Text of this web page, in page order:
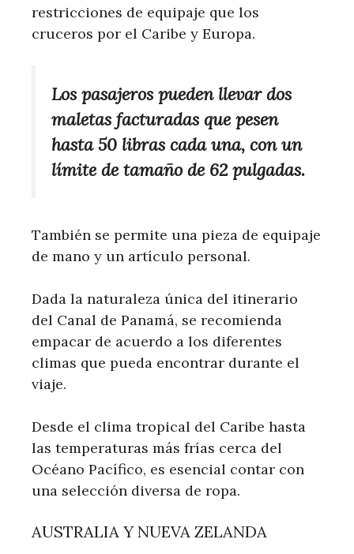
restricciones de equipaje que los
cruceros por el Caribe y Europa.
Los pasajeros pueden llevar dos
maletas facturadas que pesen
hasta 50 libras cada una, con un
límite de tamaño de 62 pulgadas.
También se permite una pieza de equipaje
de mano y un artículo personal.
Dada la naturaleza única del itinerario
del Canal de Panamá, se recomienda
empacar de acuerdo a los diferentes
climas que pueda encontrar durante el
viaje.
Desde el clima tropical del Caribe hasta
las temperaturas más frías cerca del
Océano Pacífico, es esencial contar con
una selección diversa de ropa.
AUSTRALIA Y NUEVA ZELANDA